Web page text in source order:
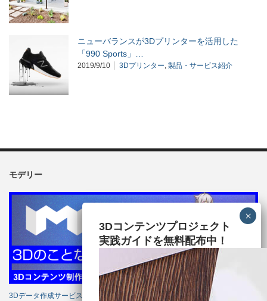
ニューバランスが3Dプリンターを活用した
「990 Sports」…
2019/9/10 3Dプリンター 製品・サービス紹介
モデリー
3Dデータ作成サービス
3Dコンテンツプロジェクト
実践ガイドを無料配布中！